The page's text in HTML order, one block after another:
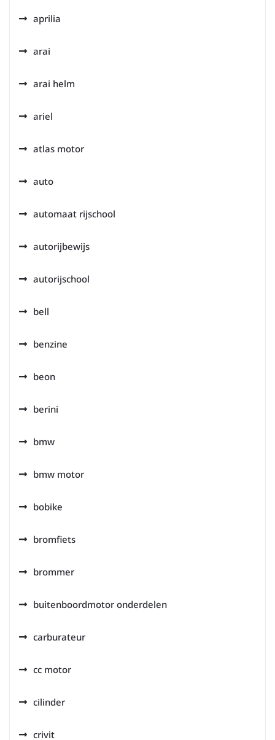
aprilia
arai
arai helm
ariel
atlas motor
auto
automaat rijschool
autorijbewijs
autorijschool
bell
benzine
beon
berini
bmw
bmw motor
bobike
bromfiets
brommer
buitenboordmotor onderdelen
carburateur
cc motor
cilinder
crivit